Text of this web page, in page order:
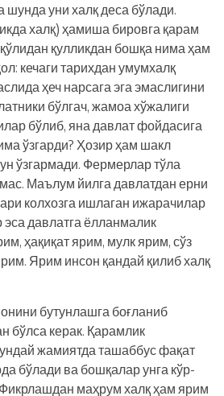
уни халқ деса бўлади.
халқ) ҳамиша бировга қарам
қулликдан бошқа нима ҳам
кечаги тарихдан умумхалқ
ҳеч нарсага эга эмаслигини
бўлгач, жамоа хўжалиги
бўлиб, яна давлат фойдасига
ўзгарди? Ҳозир ҳам шакл
ўзгармади. Фермерлар тўла
Маълум йилга давлатдан ерни
колхозга ишлаган ижарачилар
давлатга ёлланмалик
ҳақиқат ярим, мулк ярим, сўз
Ярим инсон қандай қилиб халқ
бутунлашга боғланиб
бўлса керак. Қарамлик
жамиятда ташаббус фақат
бўлади ва бошқалар унга кўр-
маҳрум халқ ҳам ярим